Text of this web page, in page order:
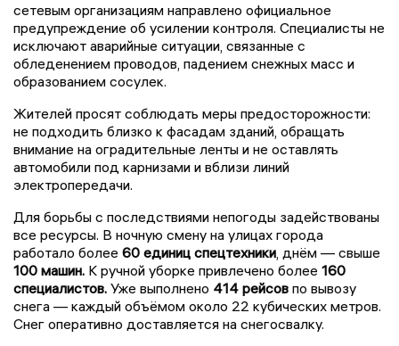
сетевым организациям направлено официальное
предупреждение об усилении контроля. Специалисты не
исключают аварийные ситуации, связанные с
обледенением проводов, падением снежных масс и
образованием сосулек.
Жителей просят соблюдать меры предосторожности:
не подходить близко к фасадам зданий, обращать
внимание на оградительные ленты и не оставлять
автомобили под карнизами и вблизи линий
электропередачи.
Для борьбы с последствиями непогоды задействованы
все ресурсы. В ночную смену на улицах города
работало более 60 единиц спецтехники, днём — свыше
100 машин. К ручной уборке привлечено более 160
специалистов. Уже выполнено 414 рейсов по вывозу
снега — каждый объёмом около 22 кубических метров.
Снег оперативно доставляется на снегосвалку.